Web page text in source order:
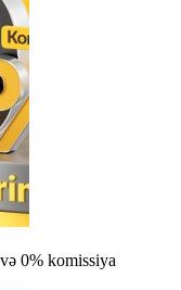
0% komissiya